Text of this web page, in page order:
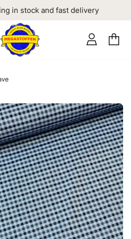
in stock and fast delivery